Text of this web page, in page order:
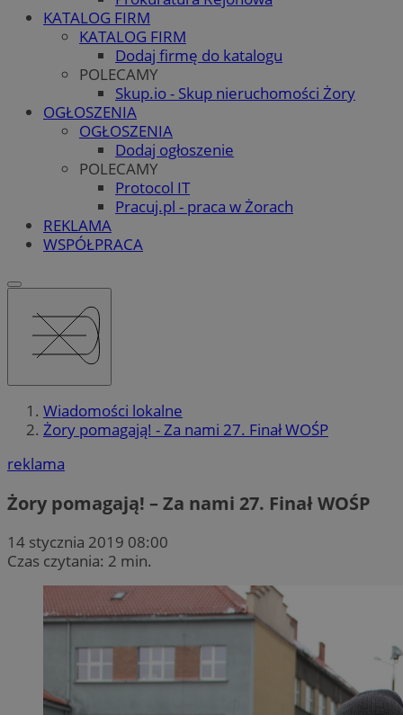
KATALOG FIRM
KATALOG FIRM
Dodaj firmę do katalogu
POLECAMY
Skup.io - Skup nieruchomości Żory
OGŁOSZENIA
OGŁOSZENIA
Dodaj ogłoszenie
POLECAMY
Protocol IT
Pracuj.pl - praca w Żorach
REKLAMA
WSPÓŁPRACA
Wiadomości lokalne
Żory pomagają! - Za nami 27. Finał WOŚP
reklama
Żory pomagają! – Za nami 27. Finał WOŚP
14 stycznia 2019 08:00
Czas czytania: 2 min.